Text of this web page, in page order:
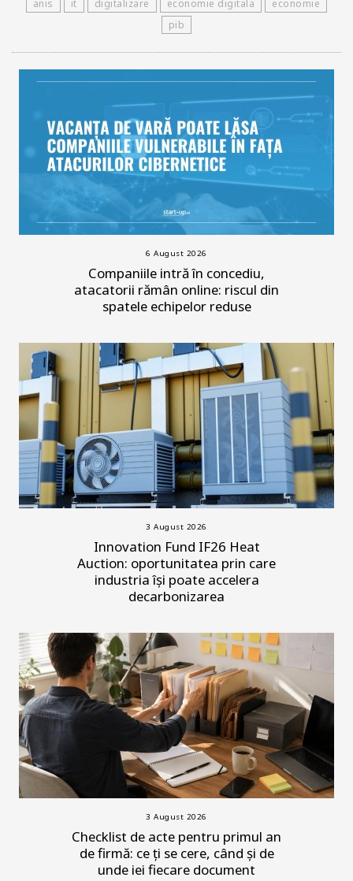
anis it digitalizare economie digitala
economie
pib
6 August 2026
Companiile intră în concediu,
atacatorii rămân online: riscul din
spatele echipelor reduse
3 August 2026
Innovation Fund IF26 Heat
Auction: oportunitatea prin care
industria își poate accelera
decarbonizarea
3 August 2026
Checklist de acte pentru primul an
de firmă: ce ți se cere, când și de
unde iei fiecare document